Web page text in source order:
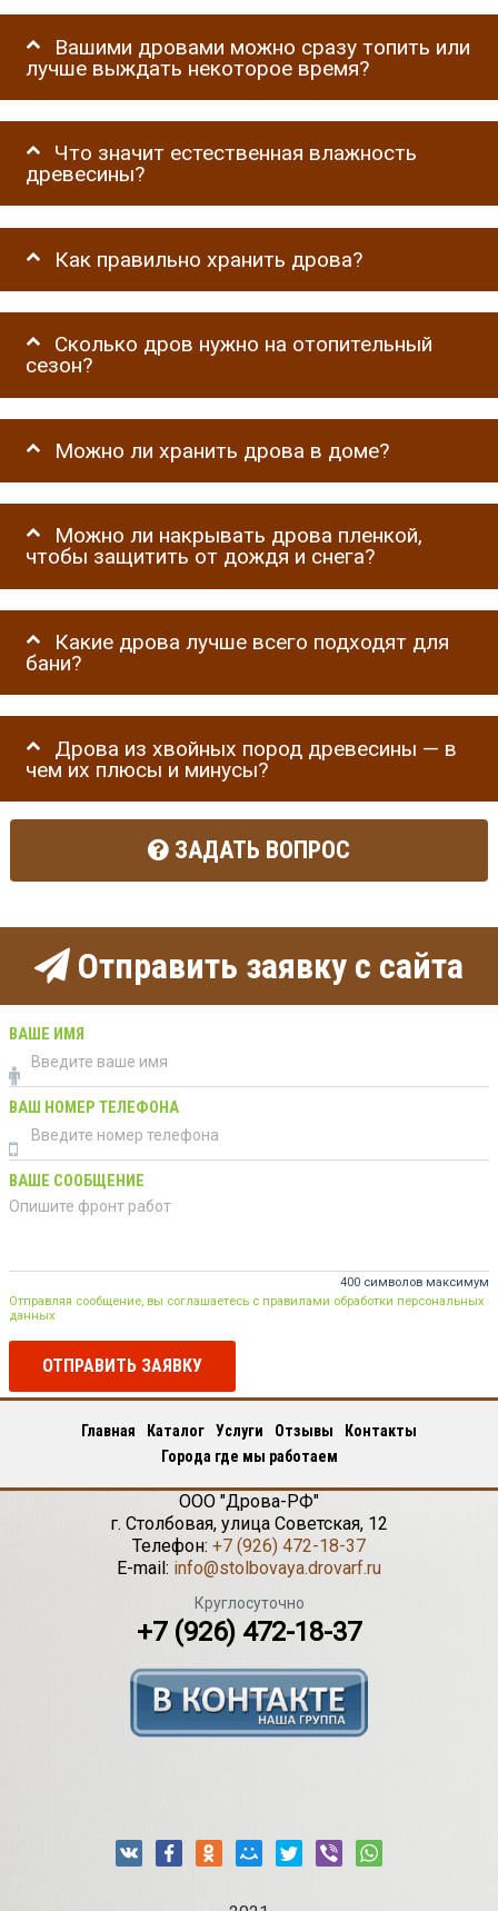
Вашими дровами можно сразу топить или
лучше выждать некоторое время?
Что значит естественная влажность
древесины?
Как правильно хранить дрова?
Сколько дров нужно на отопительный
сезон?
Можно ли хранить дрова в доме?
Можно ли накрывать дрова пленкой,
чтобы защитить от дождя и снега?
Какие дрова лучше всего подходят для
бани?
Дрова из хвойных пород древесины — в
чем их плюсы и минусы?
ЗАДАТЬ ВОПРОС
Отправить заявку с сайта
ВАШЕ ИМЯ
ВАШ НОМЕР ТЕЛЕФОНА
ВАШЕ СООБЩЕНИЕ
400 символов максимум
Отправляя сообщение, вы соглашаетесь с правилами обработки персональных
данных
ОТПРАВИТЬ ЗАЯВКУ
Главная Каталог Услуги Отзывы
Контакты
Города где мы работаем
ООО "Дрова-РФ"
г. Столбовая, улица Советская, 12
Телефон: +7 (926) 472-18-37
E-mail: info@stolbovaya.drovarf.ru
Круглосуточно
+7 (926) 472-18-37